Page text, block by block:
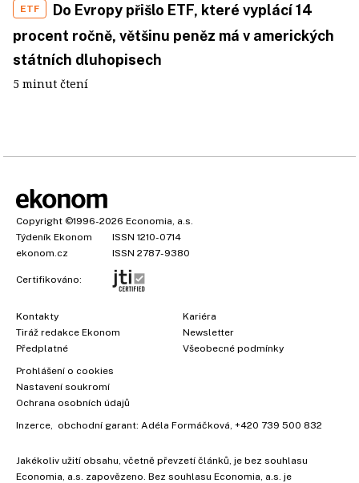
ETF
Do Evropy přišlo ETF, které vyplácí 14
procent ročně, většinu peněz má v amerických
státních dluhopisech
5 minut čtení
Copyright ©1996-2026 Economia, a.s.
Týdeník Ekonom
ISSN 1210-0714
ekonom.cz
ISSN 2787-9380
Certifikováno:
Kontakty
Tiráž redakce Ekonom
Předplatné
Kariéra
Newsletter
Všeobecné podmínky
Prohlášení o cookies
Nastavení soukromí
Ochrana osobních údajů
Inzerce , obchodní garant: Adéla Formáčková +420 739 500 832
Jakékoliv užití obsahu, včetně převzetí článků, je bez souhlasu
Economia, a.s. zapovězeno. Bez souhlasu Economia, a.s. je